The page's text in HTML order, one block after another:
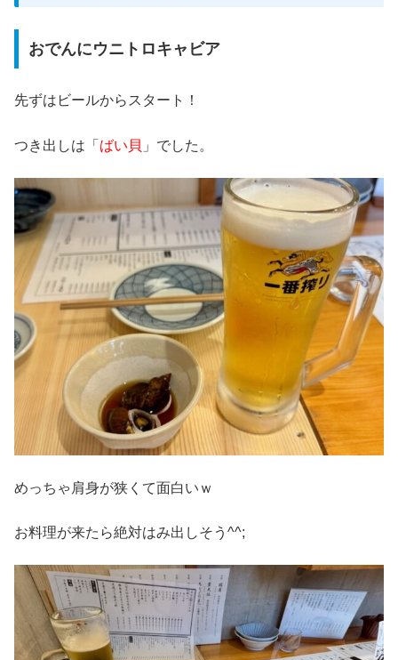
おでんにウニトロキャビア
先ずはビールからスタート！
つき出しは「 ばい貝 」でした。
めっちゃ肩身が狭くて面白いｗ
お料理が来たら絶対はみ出しそう^^;